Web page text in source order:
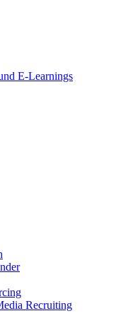
E-Learnings
Recruiting